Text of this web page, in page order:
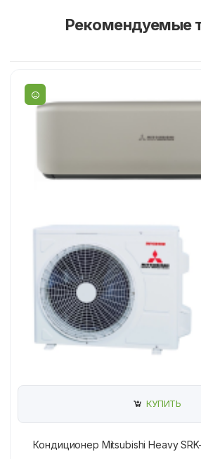
Рекомендуемые
КУПИТЬ
Кондиционер Mitsubishi Heavy